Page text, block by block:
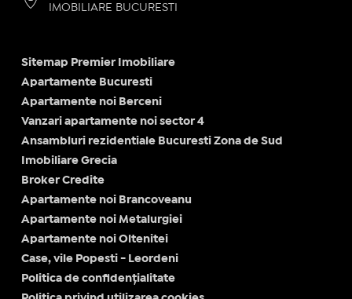
IMOBILIARE BUCURESTI
Sitemap Premier Imobiliare
Apartamente Bucuresti
Apartamente noi Berceni
Vanzari apartamente noi sector 4
Ansambluri rezidentiale Bucuresti Zona de Sud
Imobiliare Grecia
Broker Credite
Apartamente noi Brancoveanu
Apartamente noi Metalurgiei
Apartamente noi Oltenitei
Case, vile Popesti - Leordeni
Politica de confidențialitate